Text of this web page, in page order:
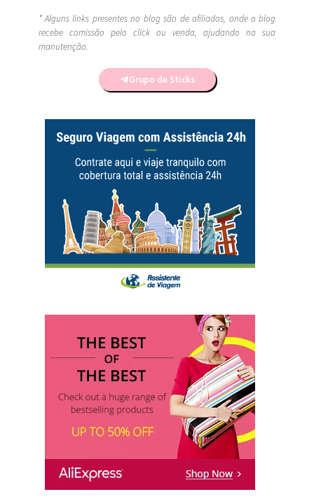
* Alguns links presentes no blog são de afiliados, onde o blog
recebe comissão pelo click ou venda, ajudando na sua
manutenção.
Grupo de Sticks